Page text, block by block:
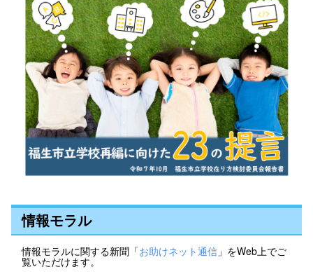
情報モラル
情報モラルに関する新聞「お助けネット通信 」をWeb上でご
覧いただけます。